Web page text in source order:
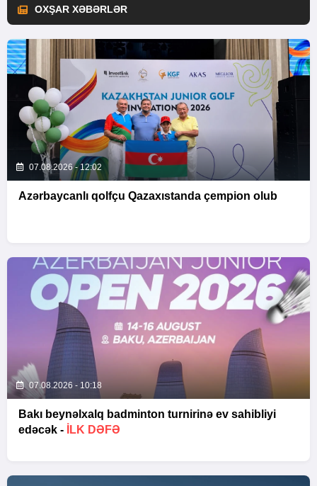
OXŞAR XƏBƏRLƏR
07.08.2026 - 12:02
Azərbaycanlı qolfçu Qazaxıstanda çempion olub
07.08.2026 - 10:18
Bakı beynəlxalq badminton turnirinə ev sahibliyi
edəcək -
İLK DƏFƏ